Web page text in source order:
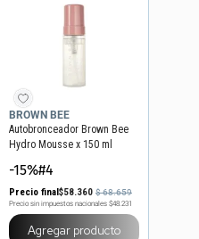
BROWN BEE
Autobronceador Brown Bee
Hydro Mousse x 150 ml
-15%#4
Precio final$58.360 $68.659
Precio sin impuestos nacionales $48.231
Agregar producto